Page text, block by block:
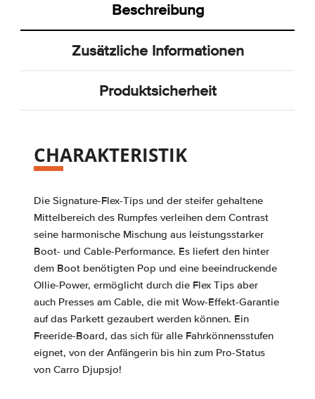
Beschreibung
Zusätzliche Informationen
Produktsicherheit
CHARAKTERISTIK
Die Signature-Flex-Tips und der steifer gehaltene
Mittelbereich des Rumpfes verleihen dem Contrast
seine harmonische Mischung aus leistungsstarker
Boot- und Cable-Performance. Es liefert den hinter
dem Boot benötigten Pop und eine beeindruckende
Ollie-Power, ermöglicht durch die Flex Tips aber
auch Presses am Cable, die mit Wow-Effekt-Garantie
auf das Parkett gezaubert werden können. Ein
Freeride-Board, das sich für alle Fahrkönnensstufen
eignet, von der Anfängerin bis hin zum Pro-Status
von Carro Djupsjo!